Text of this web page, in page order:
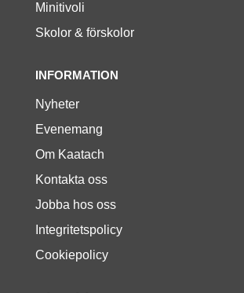
Minitivoli
Skolor & förskolor
INFORMATION
Nyheter
Evenemang
Om Kaatach
Kontakta oss
Jobba hos oss
Integritetspolicy
Cookiepolicy